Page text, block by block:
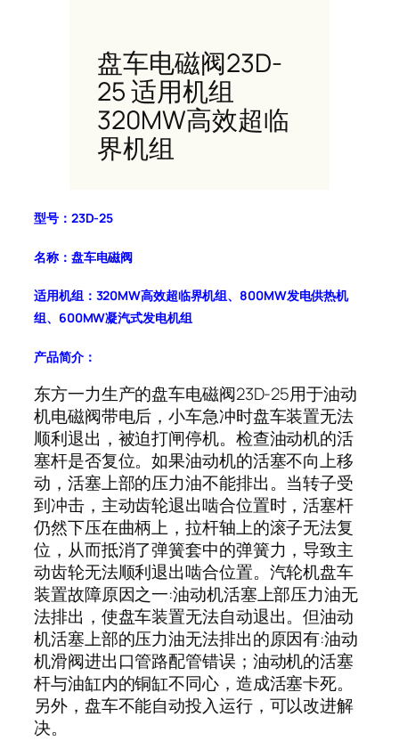
盘车电磁阀23D-
25 适用机组
320MW高效超临
界机组
型号：23D-25
名称：盘车电磁阀
适用机组：320MW高效超临界机组、800MW发电供热机
组、600MW凝汽式发电机组
产品简介：
东方一力生产的盘车电磁阀23D-25用于油动
机电磁阀带电后，小车急冲时盘车装置无法
顺利退出，被迫打闸停机。检查油动机的活
塞杆是否复位。如果油动机的活塞不向上移
动，活塞上部的压力油不能排出。当转子受
到冲击，主动齿轮退出啮合位置时，活塞杆
仍然下压在曲柄上，拉杆轴上的滚子无法复
位，从而抵消了弹簧套中的弹簧力，导致主
动齿轮无法顺利退出啮合位置。汽轮机盘车
装置故障原因之一:油动机活塞上部压力油无
法排出，使盘车装置无法自动退出。但油动
机活塞上部的压力油无法排出的原因有:油动
机滑阀进出口管路配管错误；油动机的活塞
杆与油缸内的铜缸不同心，造成活塞卡死。
另外，盘车不能自动投入运行，可以改进解
决。